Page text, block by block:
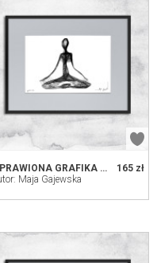
165 zł
OPRAWIONA GRAFIKA JOGA - NR 149
Maja Gajewska